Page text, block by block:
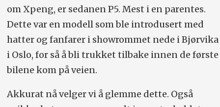
om Xpeng, er sedanen P5. Mest i en parentes.
Dette var en modell som ble introdusert med
hatter og fanfarer i showrommet nede i Bjørvika
i Oslo, for så å bli trukket tilbake innen de første
bilene kom på veien.
Akkurat nå velger vi å glemme dette. Også